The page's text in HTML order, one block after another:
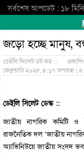
সর্বশেষ আপডেট : ১৮
জড়ো হচ্ছে মানুষ,
ডেইলি সিলেট ডট কম ::
ফেব্রুয়ারি ২০২৫, ৪:১৭ অপরাহ্ন |
ডেইলি সিলেট ডেস্ক ::
জাতীয় নাগরিক কমিটি ও
রাজনৈতিক দল ‘জাতীয়
অ্যাভিনিউয়ে জাতীয় সংসদ